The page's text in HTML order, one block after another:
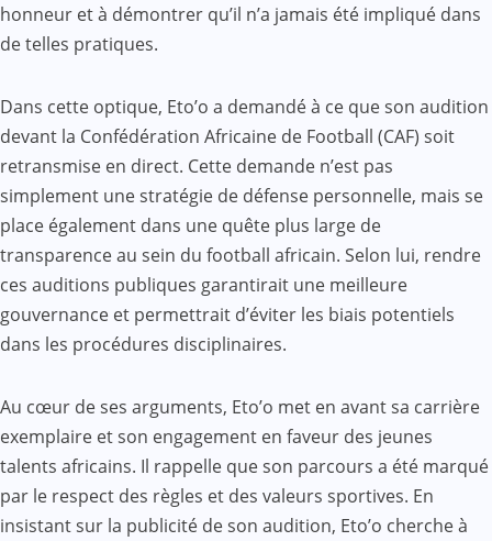
honneur et à démontrer qu’il n’a jamais été impliqué dans
de telles pratiques.
Dans cette optique, Eto’o a demandé à ce que son audition
devant la Confédération Africaine de Football (CAF) soit
retransmise en direct. Cette demande n’est pas
simplement une stratégie de défense personnelle, mais se
place également dans une quête plus large de
transparence au sein du football africain. Selon lui, rendre
ces auditions publiques garantirait une meilleure
gouvernance et permettrait d’éviter les biais potentiels
dans les procédures disciplinaires.
Au cœur de ses arguments, Eto’o met en avant sa carrière
exemplaire et son engagement en faveur des jeunes
talents africains. Il rappelle que son parcours a été marqué
par le respect des règles et des valeurs sportives. En
insistant sur la publicité de son audition, Eto’o cherche à